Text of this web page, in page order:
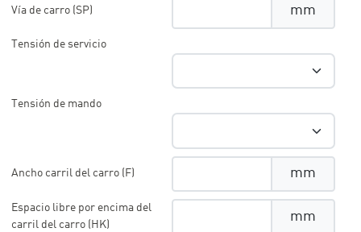
Vía de carro (SP) mm
Tensión de servicio
Tensión de mando
Ancho carril del carro (F) mm
Espacio libre por encima del
carril del carro (HK)
mm